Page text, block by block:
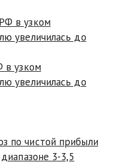
в узком
увеличилась до